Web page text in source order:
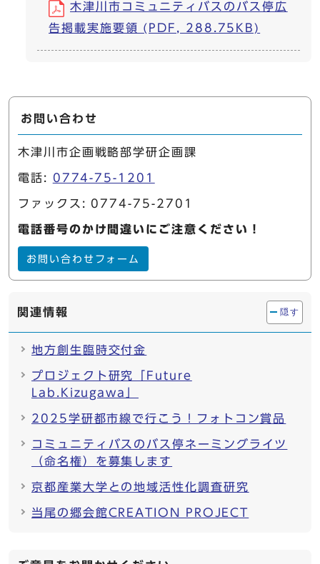
木津川市コミュニティバスのバス停広
告掲載実施要領 (PDF, 288.75KB)
お問い合わせ
木津川市企画戦略部学研企画課
電話: 0774-75-1201
ファックス: 0774-75-2701
電話番号のかけ間違いにご注意ください！
お問い合わせフォーム
関連情報 隠す
地方創生臨時交付金
プロジェクト研究「Future
Lab.Kizugawa」
2025学研都市線で行こう！フォトコン賞品
コミュニティバスのバス停ネーミングライツ
（命名権）を募集します
京都産業大学との地域活性化調査研究
当尾の郷会館CREATION PROJECT